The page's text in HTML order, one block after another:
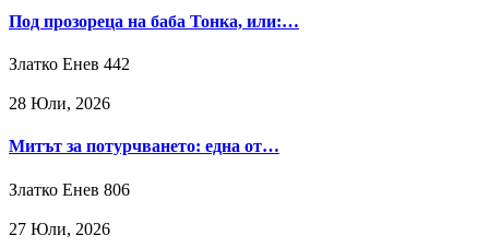
Под прозореца на баба Тонка, или:…
Златко Енев 442
28 Юли, 2026
Митът за потурчването: една от…
Златко Енев 806
27 Юли, 2026